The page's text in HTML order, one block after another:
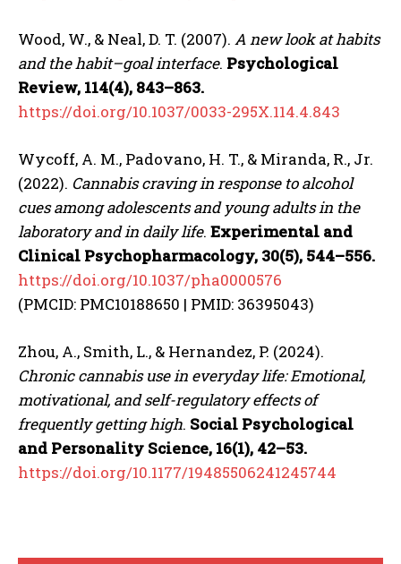
Wood, W., & Neal, D. T. (2007). A new look at habits
and the habit–goal interface. Psychological
Review, 114(4), 843–863.
https://doi.org/10.1037/0033-295X.114.4.843
Wycoff, A. M., Padovano, H. T., & Miranda, R., Jr.
(2022). Cannabis craving in response to alcohol
cues among adolescents and young adults in the
laboratory and in daily life. Experimental and
Clinical Psychopharmacology, 30(5), 544–556.
https://doi.org/10.1037/pha0000576
(PMCID: PMC10188650 | PMID: 36395043)
Zhou, A., Smith, L., & Hernandez, P. (2024).
Chronic cannabis use in everyday life: Emotional,
motivational, and self-regulatory effects of
frequently getting high. Social Psychological
and Personality Science, 16(1), 42–53.
https://doi.org/10.1177/19485506241245744